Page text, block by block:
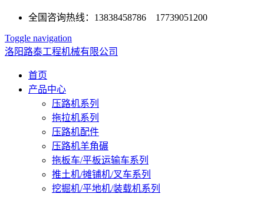
全国咨询热线：13838458786 17739051200
Toggle navigation
洛阳路泰工程机械有限公司
首页
产品中心
压路机系列
拖拉机系列
压路机配件
压路机羊角碾
拖板车/平板运输车系列
推土机/摊铺机/叉车系列
挖掘机/平地机/装载机系列